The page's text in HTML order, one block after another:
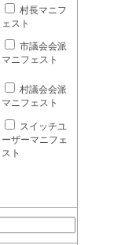
村長マニフ
ェスト
市議会会派
マニフェスト
村議会会派
マニフェスト
スイッチユ
ーザーマニフェ
スト